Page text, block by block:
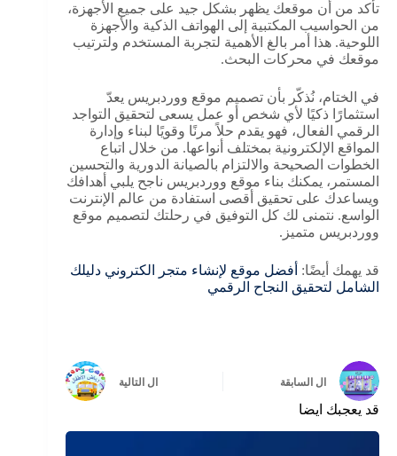
تأكد من أن موقعك يظهر بشكل جيد على جميع الأجهزة،
من الحواسيب المكتبية إلى الهواتف الذكية والأجهزة
اللوحية. هذا أمر بالغ الأهمية لتجربة المستخدم ولترتيب
موقعك في محركات البحث.
في الختام، نُذكّر بأن تصميم موقع ووردبريس يعدّ
استثمارًا ذكيًا لأي شخص أو عمل يسعى لتحقيق التواجد
الرقمي الفعال، فهو يقدم حلاً مرنًا وقويًا لبناء وإدارة
المواقع الإلكترونية بمختلف أنواعها. من خلال اتباع
الخطوات الصحيحة والالتزام بالصيانة الدورية والتحسين
المستمر، يمكنك بناء موقع ووردبريس ناجح يلبي أهدافك
ويساعدك على تحقيق أقصى استفادة من عالم الإنترنت
الواسع. نتمنى لك كل التوفيق في رحلتك لتصميم موقع
ووردبريس متميز.
قد يهمك أيضًا: أفضل موقع لإنشاء متجر الكتروني دليلك
الشامل لتحقيق النجاح الرقمي
ال السابقة ال التالية
قد يعجبك ايضا